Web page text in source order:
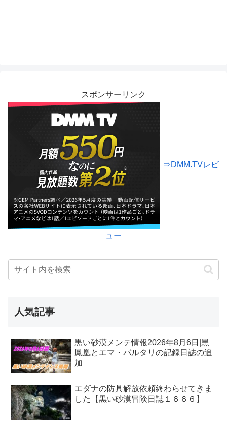
スポンサーリンク
⇒DMM.TVレビ
ュー
人気記事
黒い砂漠メンテ情報2026年8月6日|黒
鳳凰とエマ・バルタリの記録日誌の追
加
エダナの防具解放依頼終わらせてきま
した【黒い砂漠冒険日誌１６６６】